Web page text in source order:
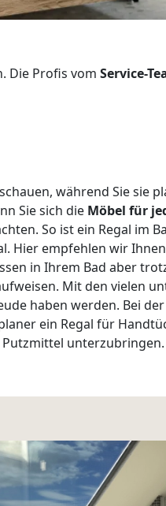
Die Profis vom Service-
während Sie sie
Sie sich die Möbel für
So ist ein Regal im
empfehlen wir
in Ihrem Bad aber
Mit den vielen
haben werden. Bei
ein Regal für
unterzubringen.